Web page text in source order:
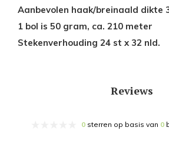
Aanbevolen haak/breinaald dikte
1 bol is 50 gram, ca. 210 meter
Stekenverhouding 24 st x 32 nld.
Reviews
0 sterren op basis van 0